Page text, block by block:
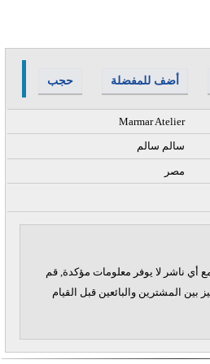
حجب أضف للمفضلة
Marmar Atelier
سالم سالم
مصر
أي ناشر لا يوفر معلومات مؤكدة, قم
بين المشترين والبائعين قبل القيام